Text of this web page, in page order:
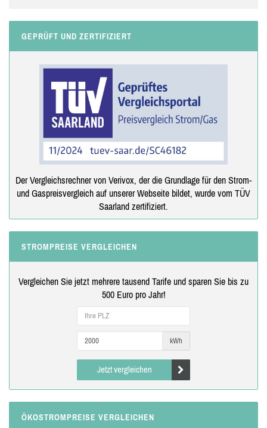
GEPRÜFT UND ZERTIFIZIERT
Der Vergleichsrechner von Verivox, der die Grundlage für den Strom-
und Gaspreisvergleich auf unserer Webseite bildet, wurde vom TÜV
Saarland zertifiziert.
STROMPREISE VERGLEICHEN
Vergleichen Sie jetzt mehrere tausend Tarife und sparen Sie bis zu
500 Euro pro Jahr!
kWh
Jetzt vergleichen
ÖKOSTROMPREISE VERGLEICHEN